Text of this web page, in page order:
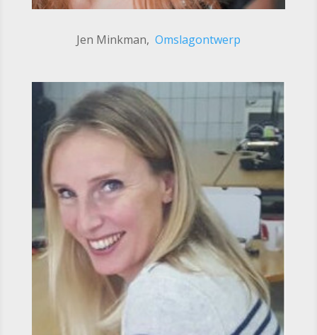
Jen Minkman, Omslagontwerp